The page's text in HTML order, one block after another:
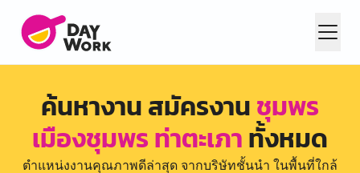
ค้นหางาน สมัครงานชุมพร
เมืองชุมพร ท่าตะเภาทั้งหมด
ตำแหน่งงานคุณภาพดีล่าสุด จากบริษัทชั้นนำ ในพื้นที่ใกล้